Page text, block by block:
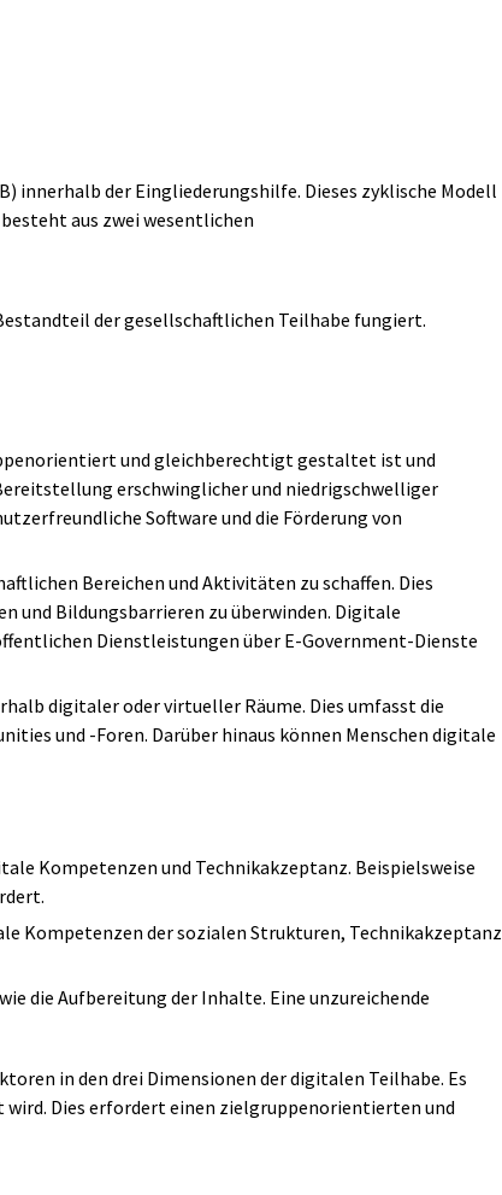
innerhalb der Eingliederungshilfe. Dieses zyklische Modell
aus zwei wesentlichen
der gesellschaftlichen Teilhabe fungiert.
und gleichberechtigt gestaltet ist und
erschwinglicher und niedrigschwelliger
Software und die Förderung von
Bereichen und Aktivitäten zu schaffen. Dies
und Bildungsbarrieren zu überwinden. Digitale
Dienstleistungen über E-Government-Dienste
digitaler oder virtueller Räume. Dies umfasst die
und -Foren. Darüber hinaus können Menschen digitale
Kompetenzen und Technikakzeptanz. Beispielsweise
Kompetenzen der sozialen Strukturen, Technikakzeptanz
die Aufbereitung der Inhalte. Eine unzureichende
in den drei Dimensionen der digitalen Teilhabe. Es
Dies erfordert einen zielgruppenorientierten und